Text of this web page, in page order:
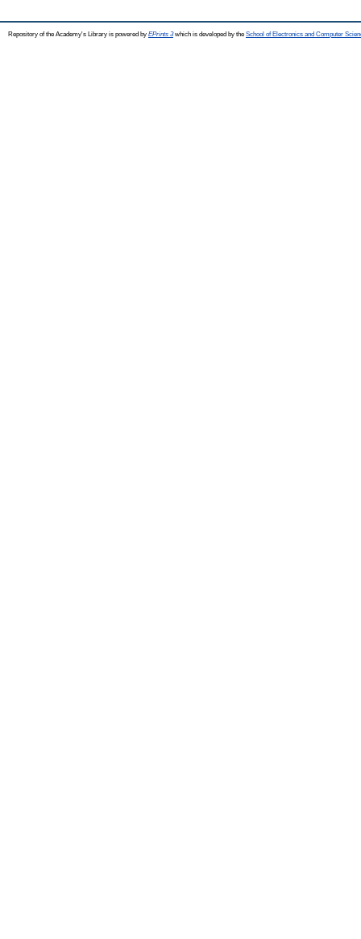
Repository of the Academy's Library is powered by EPrints 3which is developed by the School of Electronics and Computer